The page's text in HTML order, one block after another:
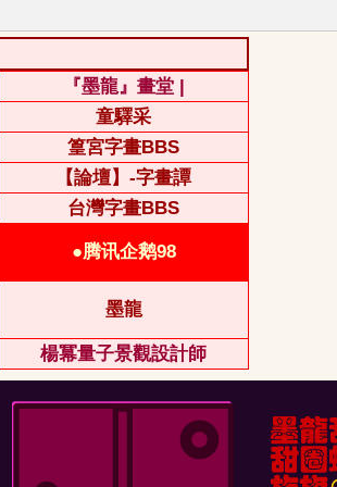
『墨龍』畫堂 |
童驛采
篁宮字畫BBS
【論壇】-字畫譚
台灣字畫BBS
●腾讯企鹅98
墨龍
楊冪量子景觀設計師